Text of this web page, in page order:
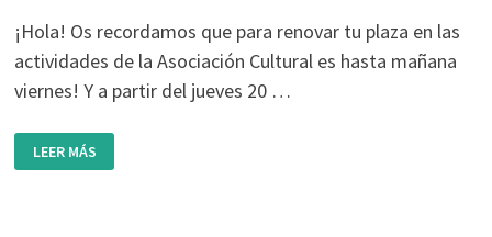
¡Hola! Os recordamos que para renovar tu plaza en las
actividades de la Asociación Cultural es hasta mañana
viernes! Y a partir del jueves 20 …
RENOVACIÓN
E
INSCRIPCIONES
LEER MÁS